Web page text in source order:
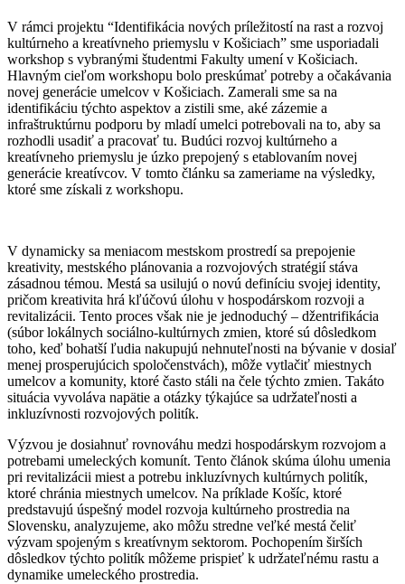
V rámci projektu “Identifikácia nových príležitostí na rast a rozvoj
kultúrneho a kreatívneho priemyslu v Košiciach” sme usporiadali
workshop s vybranými študentmi Fakulty umení v Košiciach.
Hlavným cieľom workshopu bolo preskúmať potreby a očakávania
novej generácie umelcov v Košiciach. Zamerali sme sa na
identifikáciu týchto aspektov a zistili sme, aké zázemie a
infraštruktúrnu podporu by mladí umelci potrebovali na to, aby sa
rozhodli usadiť a pracovať tu. Budúci rozvoj kultúrneho a
kreatívneho priemyslu je úzko prepojený s etablovaním novej
generácie kreatívcov. V tomto článku sa zameriame na výsledky,
ktoré sme získali z workshopu.
V dynamicky sa meniacom mestskom prostredí sa prepojenie
kreativity, mestského plánovania a rozvojových stratégií stáva
zásadnou témou. Mestá sa usilujú o novú definíciu svojej identity,
pričom kreativita hrá kľúčovú úlohu v hospodárskom rozvoji a
revitalizácii. Tento proces však nie je jednoduchý – džentrifikácia
(súbor lokálnych sociálno-kultúrnych zmien, ktoré sú dôsledkom
toho, keď bohatší ľudia nakupujú nehnuteľnosti na bývanie v dosiaľ
menej prosperujúcich spoločenstvách), môže vytlačiť miestnych
umelcov a komunity, ktoré často stáli na čele týchto zmien. Takáto
situácia vyvoláva napätie a otázky týkajúce sa udržateľnosti a
inkluzívnosti rozvojových politík.
Výzvou je dosiahnuť rovnováhu medzi hospodárskym rozvojom a
potrebami umeleckých komunít. Tento článok skúma úlohu umenia
pri revitalizácii miest a potrebu inkluzívnych kultúrnych politík,
ktoré chránia miestnych umelcov. Na príklade Košíc, ktoré
predstavujú úspešný model rozvoja kultúrneho prostredia na
Slovensku, analyzujeme, ako môžu stredne veľké mestá čeliť
výzvam spojeným s kreatívnym sektorom. Pochopením širších
dôsledkov týchto politík môžeme prispieť k udržateľnému rastu a
dynamike umeleckého prostredia.